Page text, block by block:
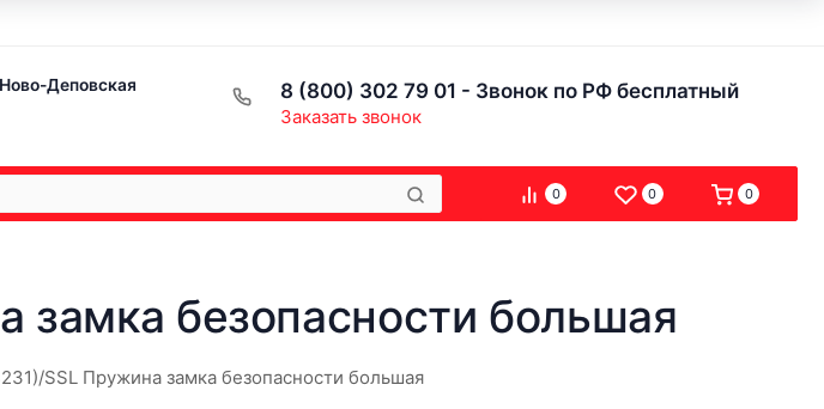
Деповская
8 (800) 302 79 01 - Звонок по РФ бесплатный
Заказать звонок
0 0 0
замка безопасности большая
SSL Пружина замка безопасности большая